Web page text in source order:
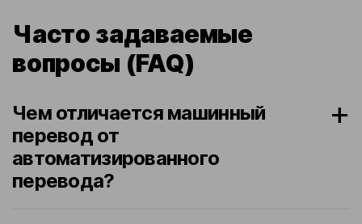
Часто задаваемые
вопросы (FAQ)
Чем отличается машинный
перевод от
автоматизированного
перевода?